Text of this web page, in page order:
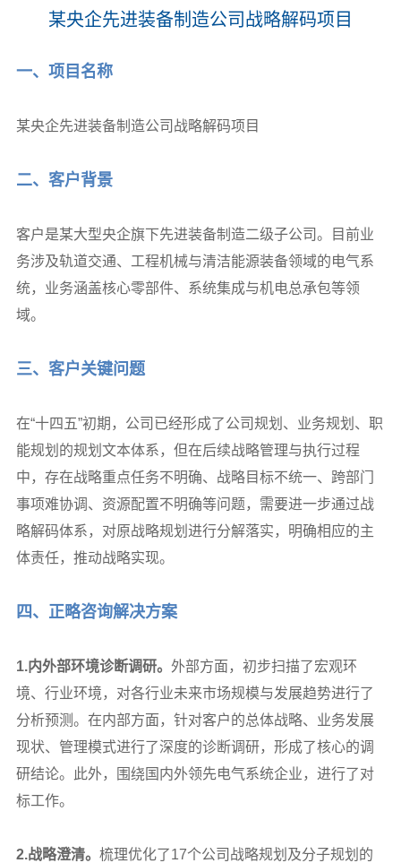
某央企先进装备制造公司战略解码项目
一、项目名称
某央企先进装备制造公司战略解码项目
二、客户背景
客户是某大型央企旗下先进装备制造二级子公司。目前业
务涉及轨道交通、工程机械与清洁能源装备领域的电气系
统，业务涵盖核心零部件、系统集成与机电总承包等领
域。
三、客户关键问题
在“十四五”初期，公司已经形成了公司规划、业务规划、职
能规划的规划文本体系，但在后续战略管理与执行过程
中，存在战略重点任务不明确、战略目标不统一、跨部门
事项难协调、资源配置不明确等问题，需要进一步通过战
略解码体系，对原战略规划进行分解落实，明确相应的主
体责任，推动战略实现。
四、正略咨询解决方案
1.内外部环境诊断调研。 外部方面，初步扫描了宏观环
境、行业环境，对各行业未来市场规模与发展趋势进行了
分析预测。在内部方面，针对客户的总体战略、业务发展
现状、管理模式进行了深度的诊断调研，形成了核心的调
研结论。此外，围绕国内外领先电气系统企业，进行了对
标工作。
2.战略澄清。 梳理优化了17个公司战略规划及分子规划的